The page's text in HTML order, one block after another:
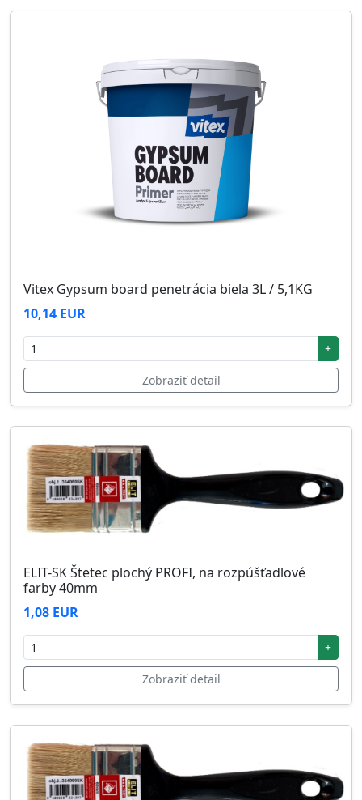
Vitex Gypsum board penetrácia biela 3L / 5,1KG
10,14 EUR
+
Zobraziť detail
ELIT-SK Štetec plochý PROFI, na rozpúšťadlové
farby 40mm
1,08 EUR
+
Zobraziť detail